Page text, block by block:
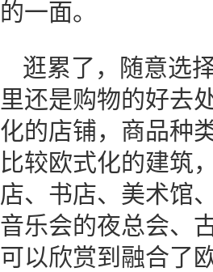
的一面。
逛累了，随意选
里还是购物的好去
化的店铺，商品种
比较欧式化的建筑
店、书店、美术馆
音乐会的夜总会、
可以欣赏到融合了